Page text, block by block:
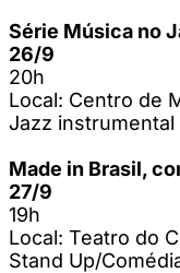
Série Música no
26/9
20h
Local: Centro de
Jazz instrumental
Made in Brasil,
27/9
19h
Local: Teatro do
Stand Up/